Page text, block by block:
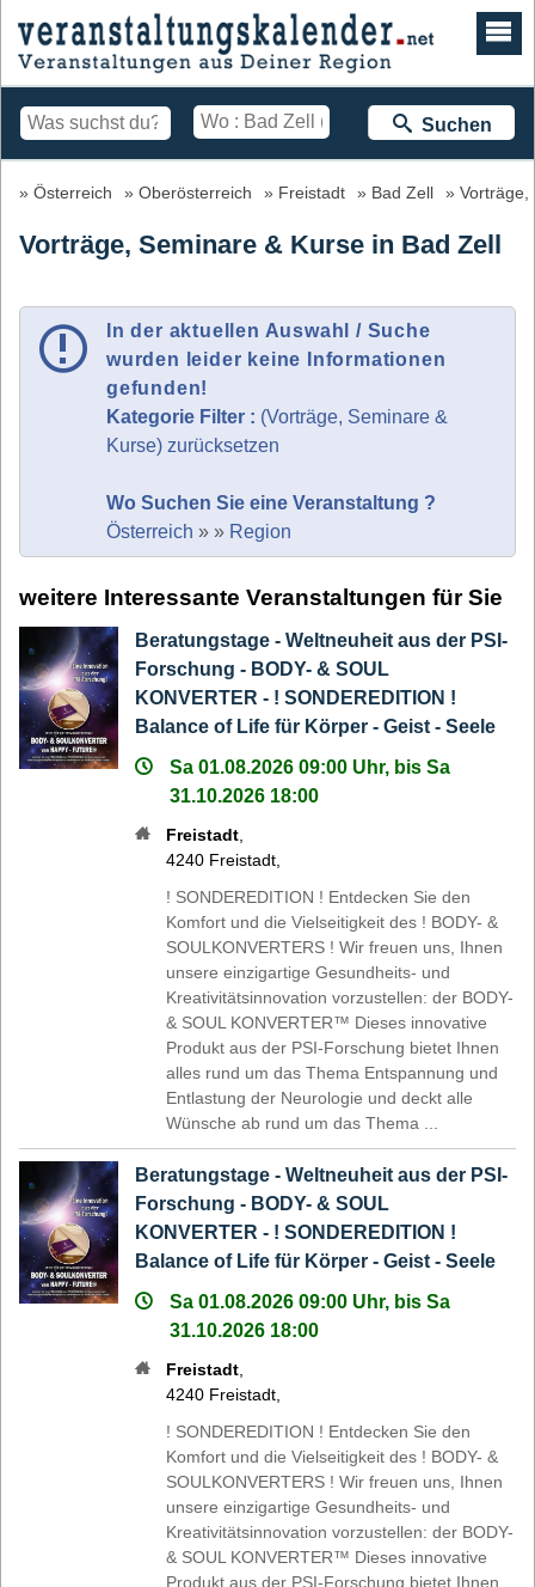
Suchen
Österreich Oberösterreich Freistadt Bad Zell Vorträge,
Vorträge, Seminare & Kurse in Bad Zell
In der aktuellen Auswahl / Suche
wurden leider keine Informationen
gefunden!
Kategorie Filter : (Vorträge, Seminare &
Kurse) zurücksetzen
Wo Suchen Sie eine Veranstaltung ?
Österreich » » Region
weitere Interessante Veranstaltungen für Sie
Beratungstage - Weltneuheit aus der PSI-
Forschung - BODY- & SOUL
KONVERTER - ! SONDEREDITION !
Balance of Life für Körper - Geist - Seele
Sa 01.08.2026 09:00 Uhr, bis Sa
31.10.2026 18:00
Freistadt
4240 Freistadt
! SONDEREDITION ! Entdecken Sie den
Komfort und die Vielseitigkeit des ! BODY- &
SOULKONVERTERS ! Wir freuen uns, Ihnen
unsere einzigartige Gesundheits- und
Kreativitätsinnovation vorzustellen: der BODY-
& SOUL KONVERTER™ Dieses innovative
Produkt aus der PSI-Forschung bietet Ihnen
alles rund um das Thema Entspannung und
Entlastung der Neurologie und deckt alle
Wünsche ab rund um das Thema ...
Beratungstage - Weltneuheit aus der PSI-
Forschung - BODY- & SOUL
KONVERTER - ! SONDEREDITION !
Balance of Life für Körper - Geist - Seele
Sa 01.08.2026 09:00 Uhr, bis Sa
31.10.2026 18:00
Freistadt
4240 Freistadt
! SONDEREDITION ! Entdecken Sie den
Komfort und die Vielseitigkeit des ! BODY- &
SOULKONVERTERS ! Wir freuen uns, Ihnen
unsere einzigartige Gesundheits- und
Kreativitätsinnovation vorzustellen: der BODY-
& SOUL KONVERTER™ Dieses innovative
Produkt aus der PSI-Forschung bietet Ihnen